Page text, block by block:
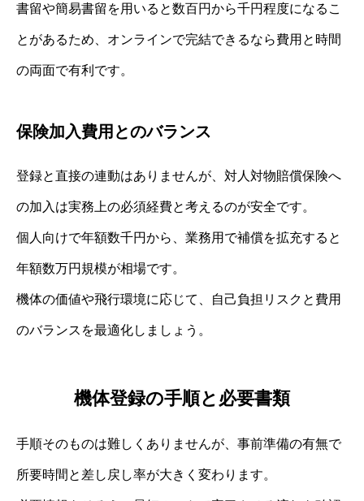
書留や簡易書留を用いると数百円から千円程度になるこ
とがあるため、オンラインで完結できるなら費用と時間
の両面で有利です。
保険加入費用とのバランス
登録と直接の連動はありませんが、対人対物賠償保険へ
の加入は実務上の必須経費と考えるのが安全です。
個人向けで年額数千円から、業務用で補償を拡充すると
年額数万円規模が相場です。
機体の価値や飛行環境に応じて、自己負担リスクと費用
のバランスを最適化しましょう。
機体登録の手順と必要書類
手順そのものは難しくありませんが、事前準備の有無で
所要時間と差し戻し率が大きく変わります。